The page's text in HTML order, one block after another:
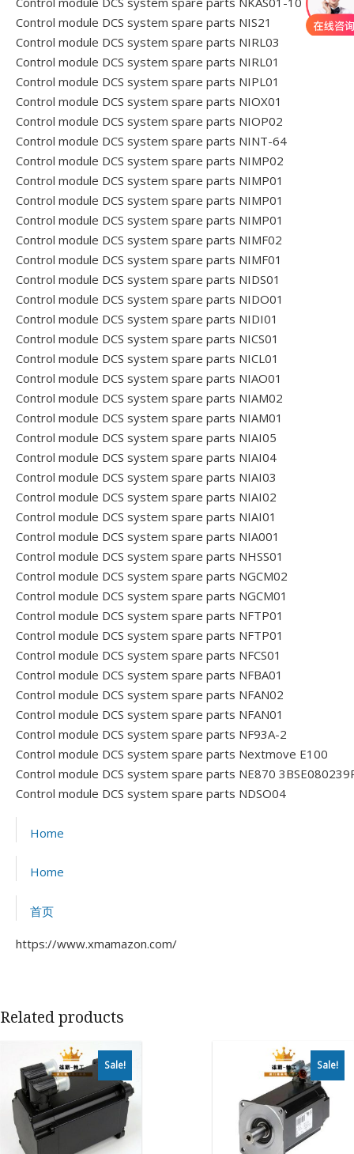
Control module DCS system spare parts NIS21
Control module DCS system spare parts NIRL03
Control module DCS system spare parts NIRL01
Control module DCS system spare parts NIPL01
Control module DCS system spare parts NIOX01
Control module DCS system spare parts NIOP02
Control module DCS system spare parts NINT-64
Control module DCS system spare parts NIMP02
Control module DCS system spare parts NIMP01
Control module DCS system spare parts NIMP01
Control module DCS system spare parts NIMP01
Control module DCS system spare parts NIMF02
Control module DCS system spare parts NIMF01
Control module DCS system spare parts NIDS01
Control module DCS system spare parts NIDO01
Control module DCS system spare parts NIDI01
Control module DCS system spare parts NICS01
Control module DCS system spare parts NICL01
Control module DCS system spare parts NIAO01
Control module DCS system spare parts NIAM02
Control module DCS system spare parts NIAM01
Control module DCS system spare parts NIAI05
Control module DCS system spare parts NIAI04
Control module DCS system spare parts NIAI03
Control module DCS system spare parts NIAI02
Control module DCS system spare parts NIAI01
Control module DCS system spare parts NIA001
Control module DCS system spare parts NHSS01
Control module DCS system spare parts NGCM02
Control module DCS system spare parts NGCM01
Control module DCS system spare parts NFTP01
Control module DCS system spare parts NFTP01
Control module DCS system spare parts NFCS01
Control module DCS system spare parts NFBA01
Control module DCS system spare parts NFAN02
Control module DCS system spare parts NFAN01
Control module DCS system spare parts NF93A-2
Control module DCS system spare parts Nextmove E100
Control module DCS system spare parts NE870
Control module DCS system spare parts NDSO04
Home
Home
首页
https://www.xmamazon.com/
Related products
Sale! Sale!